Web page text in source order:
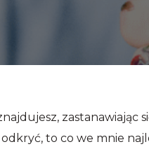
zastanawiając
to co we mnie